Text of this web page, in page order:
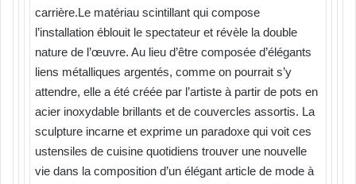
carrière.Le matériau scintillant qui compose
l’installation éblouit le spectateur et révèle la double
nature de l’œuvre. Au lieu d’être composée d’élégants
liens métalliques argentés, comme on pourrait s’y
attendre, elle a été créée par l’artiste à partir de pots en
acier inoxydable brillants et de couvercles assortis. La
sculpture incarne et exprime un paradoxe qui voit ces
ustensiles de cuisine quotidiens trouver une nouvelle
vie dans la composition d’un élégant article de mode à